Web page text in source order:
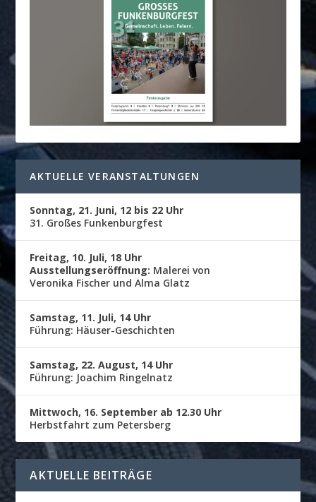
AKTUELLE VERANSTALTUNGEN
Sonntag, 21. Juni, 12 bis 22 Uhr
31. Großes Funkenburgfest
Freitag, 10. Juli, 18 Uhr
Ausstellungseröffnung: Malerei von
Veronika Fischer und Alma Glatz
Samstag, 11. Juli, 14 Uhr
Führung: Häuser-Geschichten
Samstag, 22. August, 14 Uhr
Führung: Joachim Ringelnatz
Mittwoch, 16. September ab 12.30 Uhr
Herbstfahrt zum Petersberg
AKTUELLE BEITRÄGE